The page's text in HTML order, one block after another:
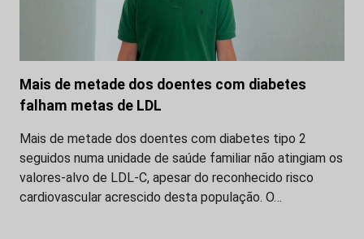
Mais de metade dos doentes com diabetes
falham metas de LDL
Mais de metade dos doentes com diabetes tipo 2
seguidos numa unidade de saúde familiar não atingiam os
valores-alvo de LDL-C, apesar do reconhecido risco
cardiovascular acrescido desta população. O…